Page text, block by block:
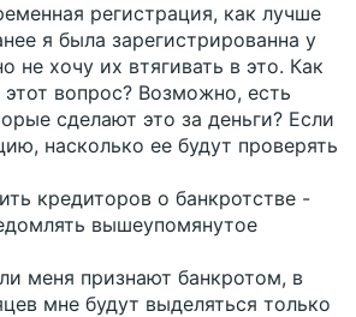
регистрация, как лучше
я была зарегистрированна у
не хочу их втягивать в это. Как
вопрос? Возможно, есть
сделают это за деньги? Если
насколько ее будут проверять
кредиторов о банкротстве -
вышеупомянутое
меня признают банкротом, в
мне будут выделяться только